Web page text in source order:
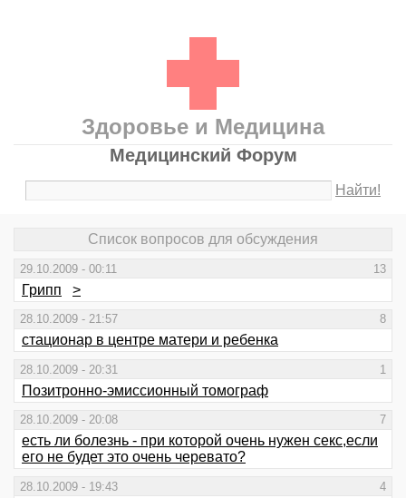
Здоровье и Медицина
Медицинский Форум
Найти!
Список вопросов для обсуждения
29.10.2009 - 00:11 13
Грипп >
28.10.2009 - 21:57 8
стационар в центре матери и ребенка
28.10.2009 - 20:31 1
Позитронно-эмиссионный томограф
28.10.2009 - 20:08 7
есть ли болезнь - при которой очень нужен секс,если
его не будет это очень черевато?
28.10.2009 - 19:43 4